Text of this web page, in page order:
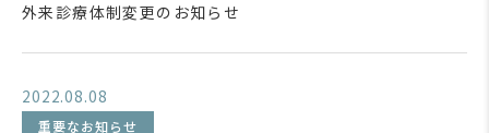
外来診療体制変更のお知らせ
2022.08.08
重要なお知らせ